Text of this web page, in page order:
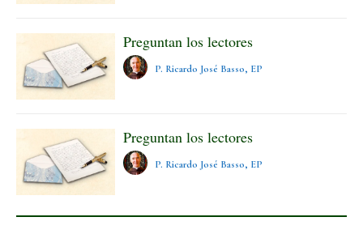
Preguntan los lectores
P. Ricardo José Basso, EP
Preguntan los lectores
P. Ricardo José Basso, EP